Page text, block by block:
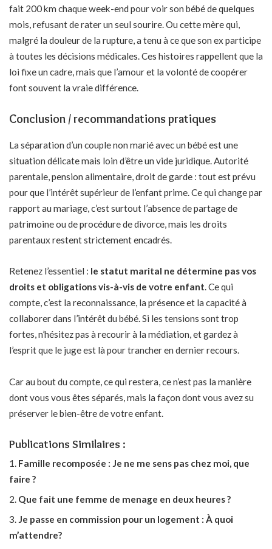
fait 200 km chaque week-end pour voir son bébé de quelques
mois, refusant de rater un seul sourire. Ou cette mère qui,
malgré la douleur de la rupture, a tenu à ce que son ex participe
à toutes les décisions médicales. Ces histoires rappellent que la
loi fixe un cadre, mais que l’amour et la volonté de coopérer
font souvent la vraie différence.
Conclusion / recommandations pratiques
La séparation d’un couple non marié avec un bébé est une
situation délicate mais loin d’être un vide juridique. Autorité
parentale, pension alimentaire, droit de garde : tout est prévu
pour que l’intérêt supérieur de l’enfant prime. Ce qui change par
rapport au mariage, c’est surtout l’absence de partage de
patrimoine ou de procédure de divorce, mais les droits
parentaux restent strictement encadrés.
Retenez l’essentiel : le statut marital ne détermine pas vos
droits et obligations vis-à-vis de votre enfant. Ce qui
compte, c’est la reconnaissance, la présence et la capacité à
collaborer dans l’intérêt du bébé. Si les tensions sont trop
fortes, n’hésitez pas à recourir à la médiation, et gardez à
l’esprit que le juge est là pour trancher en dernier recours.
Car au bout du compte, ce qui restera, ce n’est pas la manière
dont vous vous êtes séparés, mais la façon dont vous avez su
préserver le bien-être de votre enfant.
Publications Similaires :
Famille recomposée : Je ne me sens pas chez moi, que
faire ?
Que fait une femme de menage en deux heures ?
Je passe en commission pour un logement : À quoi
m’attendre?